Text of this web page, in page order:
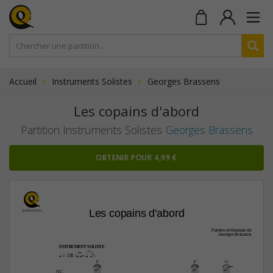
Accueil Instruments Solistes Georges Brassens
Les copains d'abord
Partition Instruments Solistes Georges Brassens
OBTENIR POUR 4,99 €
Les copains d'abord
Paroles et Musique de
Georges Brassens
µ
F F
3fr
G
q = 158 (qaa z=[qp  ]e)
INSTRUMENT SOLISTE